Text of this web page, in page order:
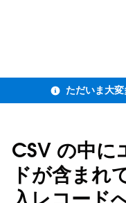
CSV の中に
ドが含まれ